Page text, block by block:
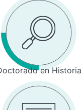
en Historia